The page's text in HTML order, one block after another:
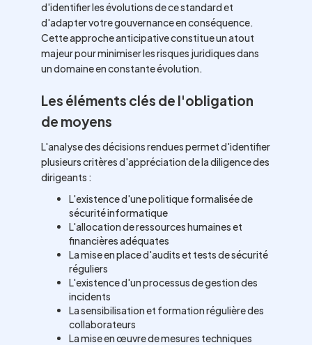
d'identifier les évolutions de ce standard et
d'adapter votre gouvernance en conséquence.
Cette approche anticipative constitue un atout
majeur pour minimiser les risques juridiques dans
un domaine en constante évolution.
Les éléments clés de l'obligation
de moyens
L'analyse des décisions rendues permet d'identifier
plusieurs critères d'appréciation de la diligence des
dirigeants :
L'existence d'une politique formalisée de
sécurité informatique
L'allocation de ressources humaines et
financières adéquates
La mise en place d'audits et tests de sécurité
réguliers
L'existence d'un processus de gestion des
incidents
La sensibilisation et formation régulière des
collaborateurs
La mise en œuvre de mesures techniques